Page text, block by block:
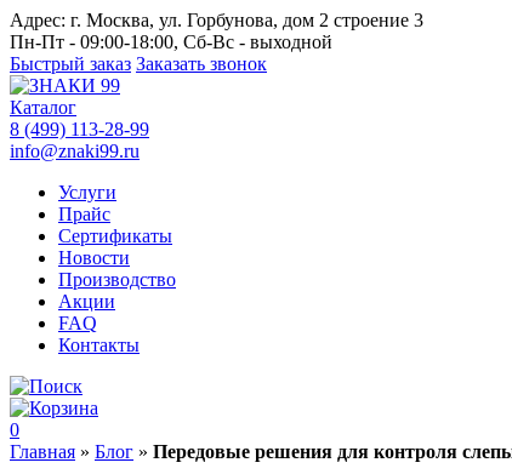
Адрес: г. Москва, ул. Горбунова, дом 2 строение 3
Пн-Пт - 09:00-18:00, Сб-Вс - выходной
Быстрый заказ Заказать звонок
Каталог
8 (499) 113-28-99
info@znaki99.ru
Услуги
Прайс
Сертификаты
Новости
Производство
Акции
FAQ
Контакты
0
Главная » Блог » Передовые решения для контроля